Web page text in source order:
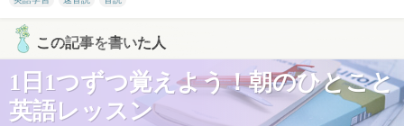
この記事を書いた人
1日1つずつ覚えよう！朝のひとこと
英語レッスン